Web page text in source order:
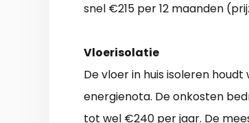
snel €215 per 12 maanden
Vloerisolatie
De vloer in huis isoleren
energienota. De onkosten
tot wel €240 per jaar. De